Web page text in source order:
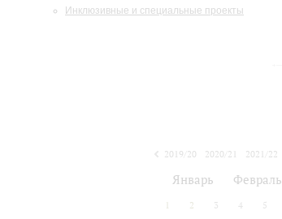
Инклюзивные и специальные проекты
2019/20
2020/21 2021/22
Январь Февраль
1 2 3 4 5